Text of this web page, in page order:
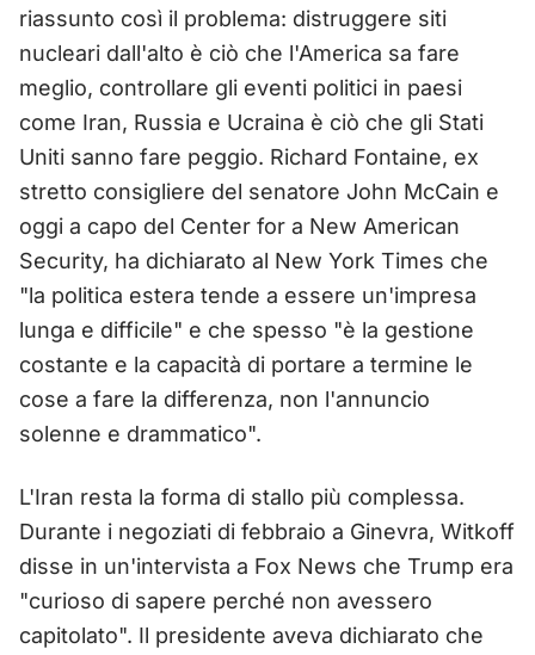
riassunto così il problema: distruggere siti
nucleari dall'alto è ciò che l'America sa fare
meglio, controllare gli eventi politici in paesi
come Iran, Russia e Ucraina è ciò che gli Stati
Uniti sanno fare peggio. Richard Fontaine, ex
stretto consigliere del senatore John McCain e
oggi a capo del Center for a New American
Security, ha dichiarato al New York Times che
"la politica estera tende a essere un'impresa
lunga e difficile" e che spesso "è la gestione
costante e la capacità di portare a termine le
cose a fare la differenza, non l'annuncio
solenne e drammatico".
L'Iran resta la forma di stallo più complessa.
Durante i negoziati di febbraio a Ginevra, Witkoff
disse in un'intervista a Fox News che Trump era
"curioso di sapere perché non avessero
capitolato". Il presidente aveva dichiarato che